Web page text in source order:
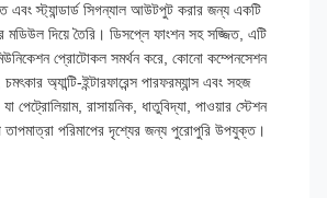
এবং স্ট্যান্ডার্ড সিগন্যাল আউটপুট করার জন্য একটি
মডিউল দিয়ে তৈরি। ডিসপ্লে ফাংশন সহ সজ্জিত, এটি
প্রোটোকল সমর্থন করে, কোনো কম্পেনসেশন
অ্যান্টি-ইন্টারফারেন্স পারফরম্যান্স এবং সহজ
পেট্রোলিয়াম, রাসায়নিক, ধাতুবিদ্যা, পাওয়ার স্টেশন
তাপমাত্রা পরিমাপের দৃশ্যের জন্য পুরোপুরি উপযুক্ত।